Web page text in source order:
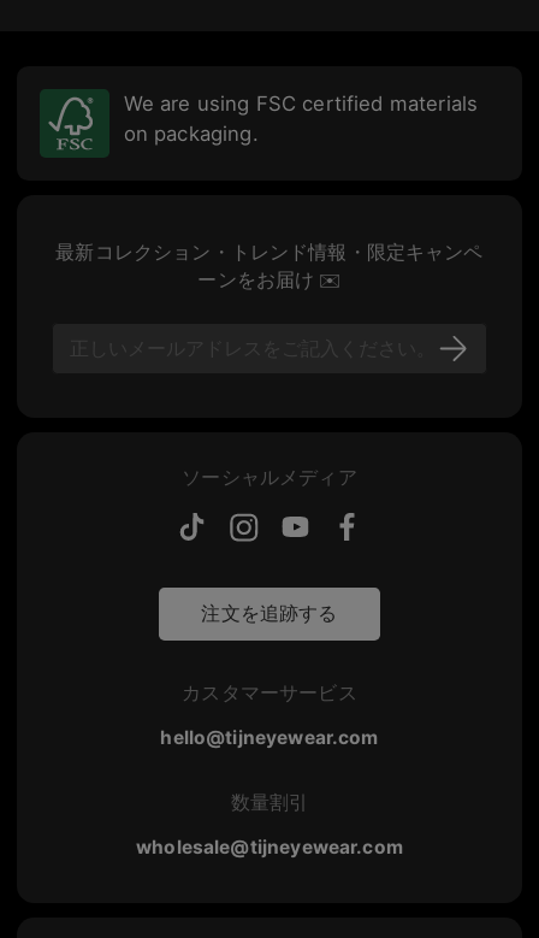
We are using FSC certified materials
on packaging.
最新コレクション・トレンド情報・限定キャンペ
ーンをお届け ✉️
ソーシャルメディア
注文を追跡する
カスタマーサービス
hello@tijneyewear.com
数量割引
wholesale@tijneyewear.com